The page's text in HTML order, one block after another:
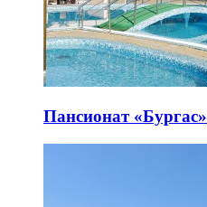
Пансионат «Бургас»